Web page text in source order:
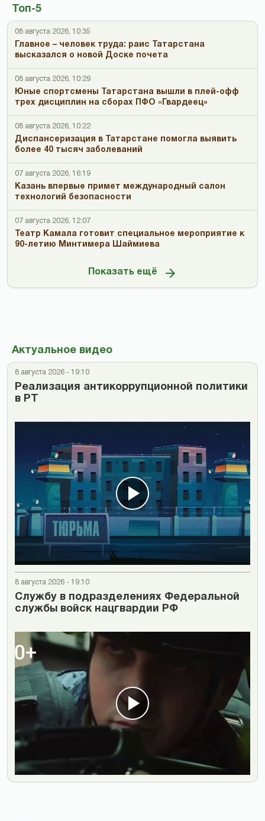
Топ-5
08 августа 2026, 10:35
Главное – человек труда: раис Татарстана
высказался о новой Доске почета
08 августа 2026, 10:29
Юные спортсмены Татарстана вышли в плей-офф
трех дисциплин на сборах ПФО «Гвардеец»
08 августа 2026, 10:22
Диспансеризация в Татарстане помогла выявить
более 40 тысяч заболеваний
07 августа 2026, 16:19
Казань впервые примет международный салон
технологий безопасности
07 августа 2026, 12:07
Театр Камала готовит специальное мероприятие к
90-летию Минтимера Шаймиева
Показать ещё
Актуальное видео
8 августа 2026 - 19:10
Реализация антикоррупционной политики
в РТ
8 августа 2026 - 19:10
Cлужбу в подразделениях Федеральной
службы войск нацгвардии РФ